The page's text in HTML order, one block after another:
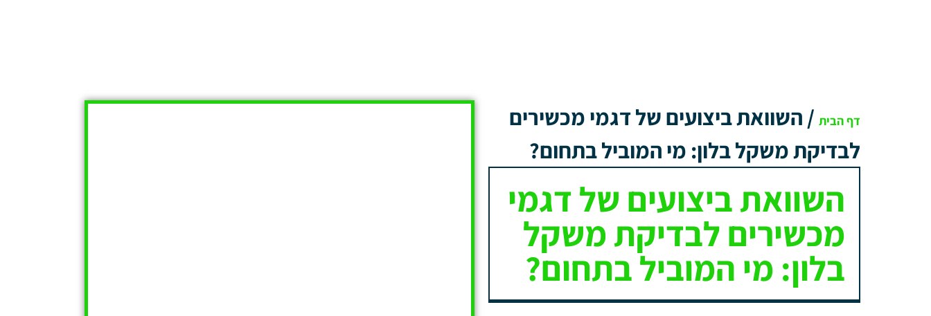
דף הבית /השוואת ביצועים של דגמי מכשירים
לבדיקת משקל בלון: מי המוביל בתחום?
השוואת ביצועים של דגמי
מכשירים לבדיקת משקל
בלון: מי המוביל בתחום?